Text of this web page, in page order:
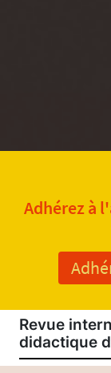
Adhérez à
Revue
didactique